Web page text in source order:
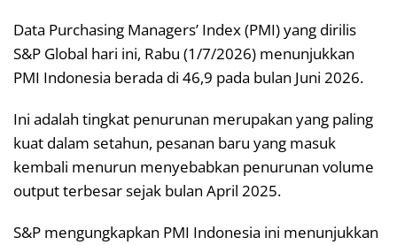
Data Purchasing Managers’ Index (PMI) yang dirilis
S&P Global hari ini, Rabu (1/7/2026) menunjukkan
PMI Indonesia berada di 46,9 pada bulan Juni 2026.
Ini adalah tingkat penurunan merupakan yang paling
kuat dalam setahun, pesanan baru yang masuk
kembali menurun menyebabkan penurunan volume
output terbesar sejak bulan April 2025.
S&P mengungkapkan PMI Indonesia ini menunjukkan